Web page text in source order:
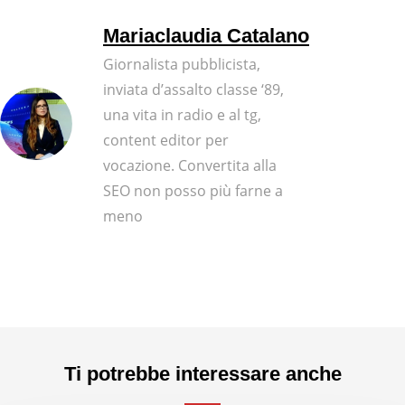
Mariaclaudia Catalano
Giornalista pubblicista,
inviata d’assalto classe ‘89,
una vita in radio e al tg,
content editor per
vocazione. Convertita alla
SEO non posso più farne a
meno
Ti potrebbe interessare anche